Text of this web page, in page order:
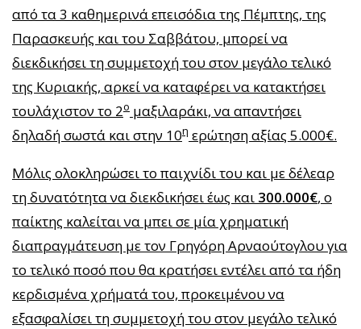
από τα 3 καθημερινά επεισόδια της Πέμπτης, της
Παρασκευής και του Σαββάτου, μπορεί να
διεκδικήσει τη συμμετοχή του στον μεγάλο τελικό
της Κυριακής, αρκεί να καταφέρει να κατακτήσει
τουλάχιστον το 2ο μαξιλαράκι, να απαντήσει
δηλαδή σωστά και στην 10η ερώτηση αξίας 5.000€.
Μόλις ολοκληρώσει το παιχνίδι του και με δέλεαρ
τη δυνατότητα να διεκδικήσει έως και 300.000€, ο
παίκτης καλείται να μπει σε μία χρηματική
διαπραγμάτευση με τον Γρηγόρη Αρναούτογλου για
το τελικό ποσό που θα κρατήσει εντέλει από τα ήδη
κερδισμένα χρήματά του, προκειμένου να
εξασφαλίσει τη συμμετοχή του στον μεγάλο τελικό